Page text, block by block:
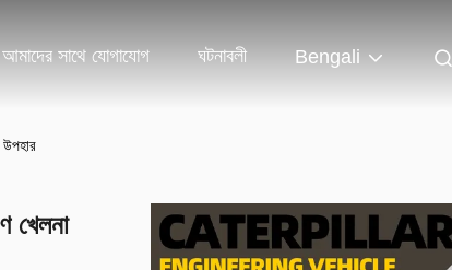
আমাদের সাথে যোগাযোগ ঘটনাবলী Bengali
খেলনা